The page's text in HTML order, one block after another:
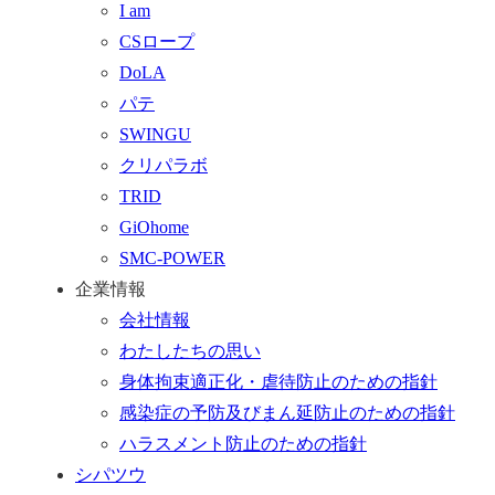
I am
CSロープ
DoLA
パテ
SWINGU
クリパラボ
TRID
GiOhome
SMC-POWER
企業情報
会社情報
わたしたちの思い
身体拘束適正化・虐待防止のための指針
感染症の予防及びまん延防止のための指針
ハラスメント防止のための指針
シパツウ